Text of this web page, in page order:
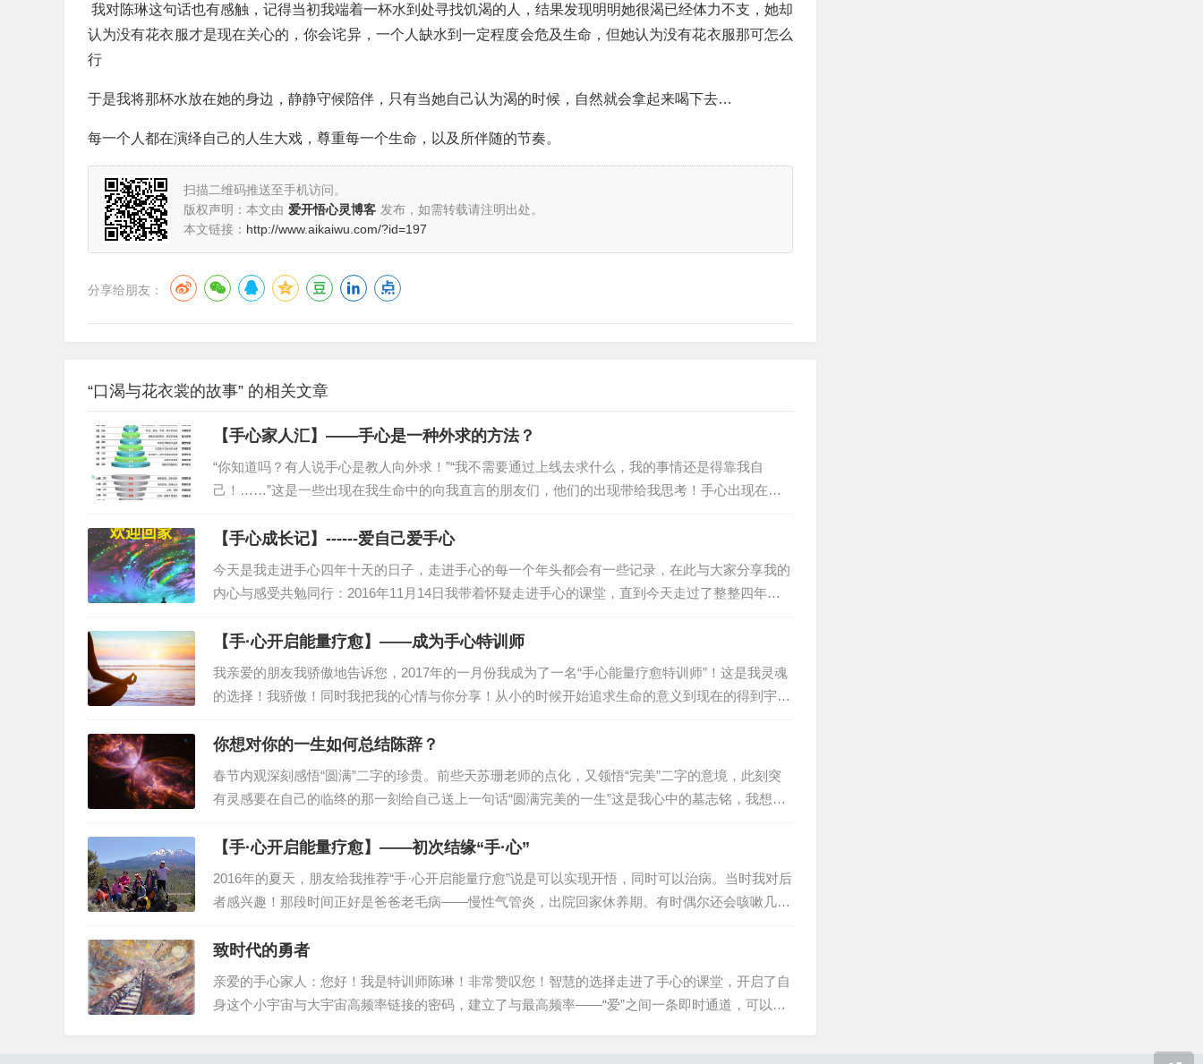
我对陈琳这句话也有感触，记得当初我端着一杯水到处寻找饥渴的人，结果发现明明她很渴已经体力不支，她却
认为没有花衣服才是现在关心的，你会诧异，一个人缺水到一定程度会危及生命，但她认为没有花衣服那可怎么
行
于是我将那杯水放在她的身边，静静守候陪伴，只有当她自己认为渴的时候，自然就会拿起来喝下去…
每一个人都在演绎自己的人生大戏，尊重每一个生命，以及所伴随的节奏。
扫描二维码推送至手机访问。
版权声明：本文由 爱开悟心灵博客 发布，如需转载请注明出处。
本文链接： http://www.aikaiwu.com/?id=197
分享给朋友：
“口渴与花衣裳的故事” 的相关文章
【手心家人汇】——手心是一种外求的方法？
“你知道吗？有人说手心是教人向外求！”“我不需要通过上线去求什么，我的事情还是得靠我自
己！……”这是一些出现在我生命中的向我直言的朋友们，他们的出现带给我思考！手心出现在我
的生命里具有里程碑式的意义！我对它的第一认知是：它将我从向外的寻找拉向了向内寻求。这是
严格意义上的自我探索自我内求的安定的道路。…
【手心成长记】------爱自己爱手心
今天是我走进手心四年十天的日子，走进手心的每一个年头都会有一些记录，在此与大家分享我的
内心与感受共勉同行：2016年11月14日我带着怀疑走进手心的课堂，直到今天走过了整整四年的
时间；回望过去的四年，可以说是天上人间！这是一份内心的天上人间，自从在手心课堂找到了自
己，弄明白了自己该何去何从之后，带着…
【手·心开启能量疗愈】——成为手心特训师
我亲爱的朋友我骄傲地告诉您，2017年的一月份我成为了一名“手心能量疗愈特训师”！这是我灵魂
的选择！我骄傲！同时我把我的心情与你分享！从小的时候开始追求生命的意义到现在的得到宇宙
真理实相，我彻底得到了解脱！我希望把这样的正法传播给更多的有缘之人，让他们知道在这个世
界上有一个地方叫着永恒的喜乐境界！有…
你想对你的一生如何总结陈辞？
春节内观深刻感悟“圆满”二字的珍贵。前些天苏珊老师的点化，又领悟“完美”二字的意境，此刻突
有灵感要在自己的临终的那一刻给自己送上一句话“圆满完美的一生”这是我心中的墓志铭，我想我
可以做到！回归主题“你想对你的一生如何总结陈辞？”在小学语文书本中学习过一篇文章“生命的意
义——摘选自《钢铁是怎样炼成的》…
【手·心开启能量疗愈】——初次结缘“手·心”
2016年的夏天，朋友给我推荐“手·心开启能量疗愈”说是可以实现开悟，同时可以治病。当时我对后
者感兴趣！那段时间正好是爸爸老毛病——慢性气管炎，出院回家休养期。有时偶尔还会咳嗽几
声，于是听从朋友的引导，把一副“手心画”带了回家，让她在家给爸爸做远程疗愈。过了段时间就
忘了这事，再次见到彼此时又提及此事…
致时代的勇者
亲爱的手心家人：您好！我是特训师陈琳！非常赞叹您！智慧的选择走进了手心的课堂，开启了自
身这个小宇宙与大宇宙高频率链接的密码，建立了与最高频率——“爱”之间一条即时通道，可以随